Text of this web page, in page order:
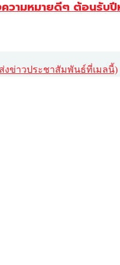
วามหมายดีๆ ต้อนรับ
(ส่งข่าวประชาสัมพันธ์ที่เมลนี้)